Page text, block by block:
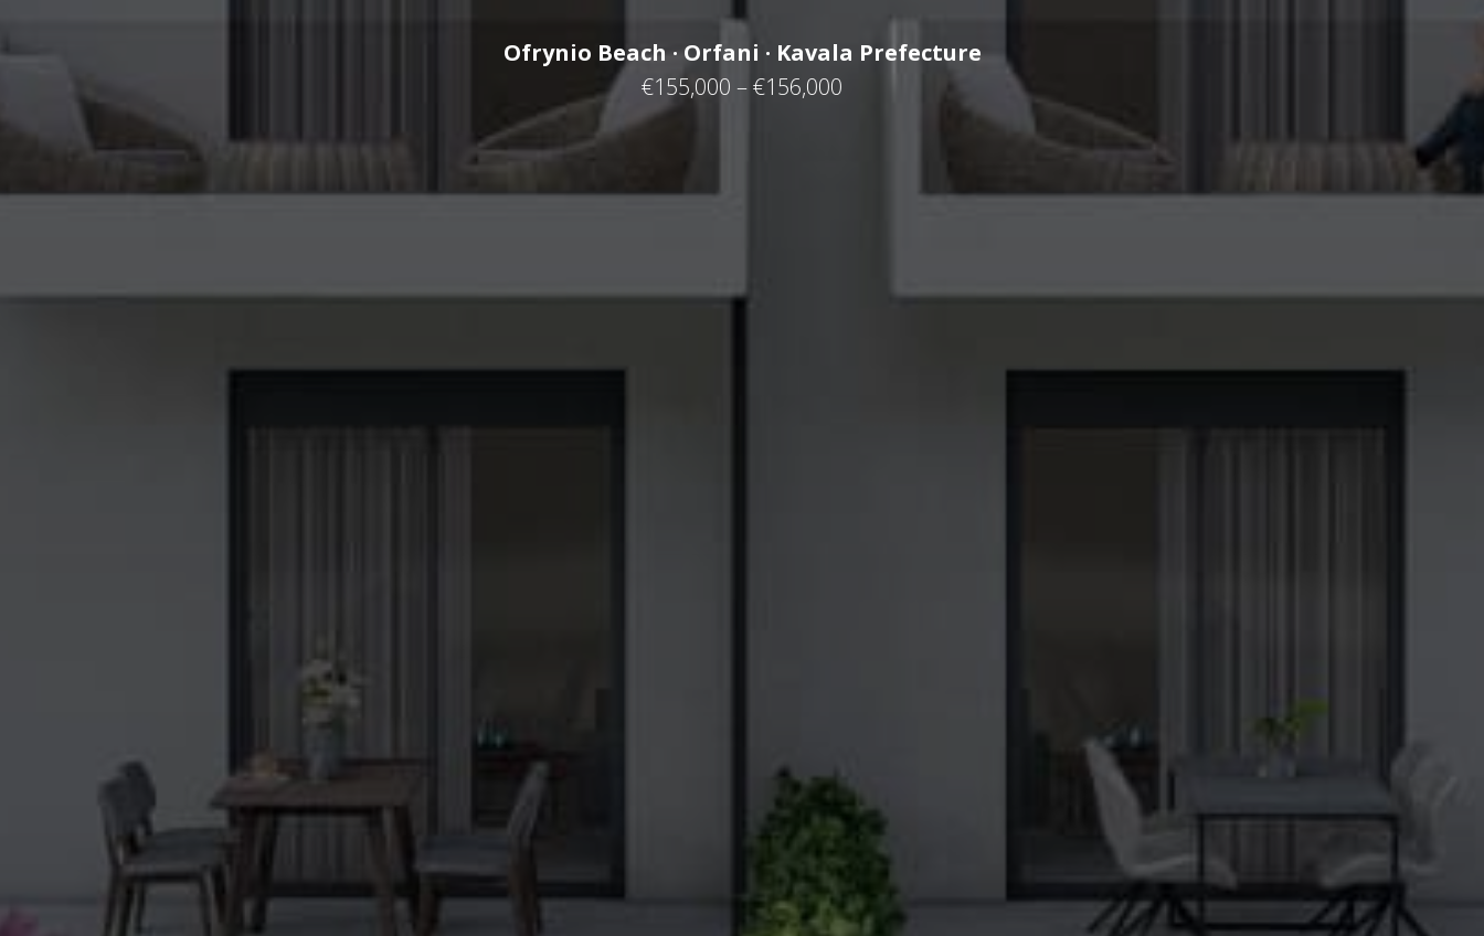
Ofrynio Beach · Orfani · Kavala Prefecture
€155,000 – €156,000